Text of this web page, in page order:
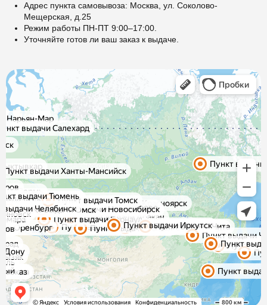
Адрес пункта самовывоза: Москва, ул. Соколово-
Мещерская, д.25
Режим работы ПН-ПТ 9:00–17:00.
Уточняйте готов ли ваш заказ к выдаче.